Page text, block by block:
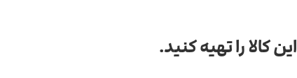
این کالا را تهیه کنید.